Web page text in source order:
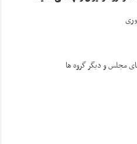
مجلس و دیگر گروه ها